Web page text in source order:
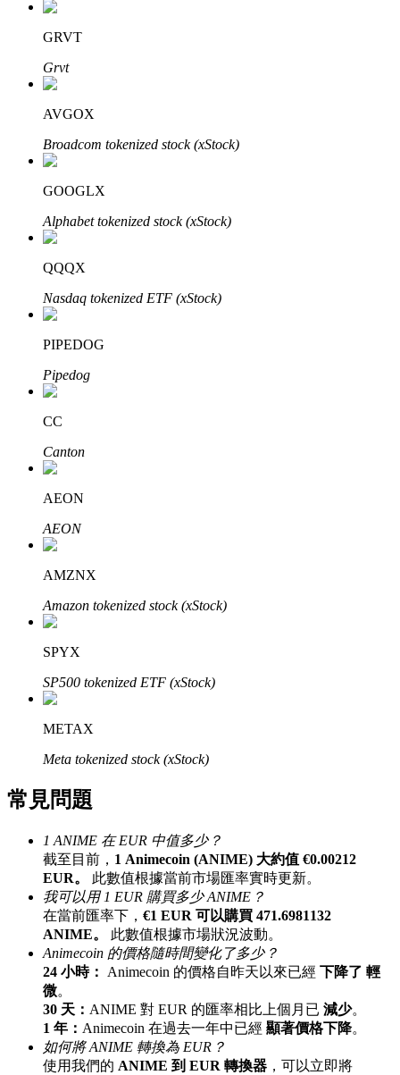
定投理财
學習理財
了解如何賺取穩定收入
Bitrue
合夥人計劃
Bitrue渠道合伙人
邀请好友
邀請朋友獲得現金獎勵
GRVT
Grvt
AVGOX
Broadcom tokenized stock (xStock)
GOOGLX
Alphabet tokenized stock (xStock)
QQQX
Nasdaq tokenized ETF (xStock)
PIPEDOG
Pipedog
CC
Canton
AEON
AEON
AMZNX
Amazon tokenized stock (xStock)
SPYX
SP500 tokenized ETF (xStock)
METAX
Meta tokenized stock (xStock)
常見問題
1 ANIME 在 EUR 中值多少？
截至目前， 1 Animecoin (ANIME) 大約值 €0.00212
EUR。
此數值根據當前市場匯率實時更新。
我可以用 1 EUR 購買多少 ANIME？
在當前匯率下， €1 EUR 可以購買 471.6981132
ANIME。
此數值根據市場狀況波動。
Animecoin 的價格隨時間變化了多少？
24 小時：
Animecoin 的價格自昨天以來已經 下降了 輕
微。
30 天： ANIME 對 EUR 的匯率相比上個月已 減少。
1 年： Animecoin 在過去一年中已經 顯著價格下降。
如何將 ANIME 轉換為 EUR？
使用我們的 ANIME 到 EUR 轉換器 ，可以立即將